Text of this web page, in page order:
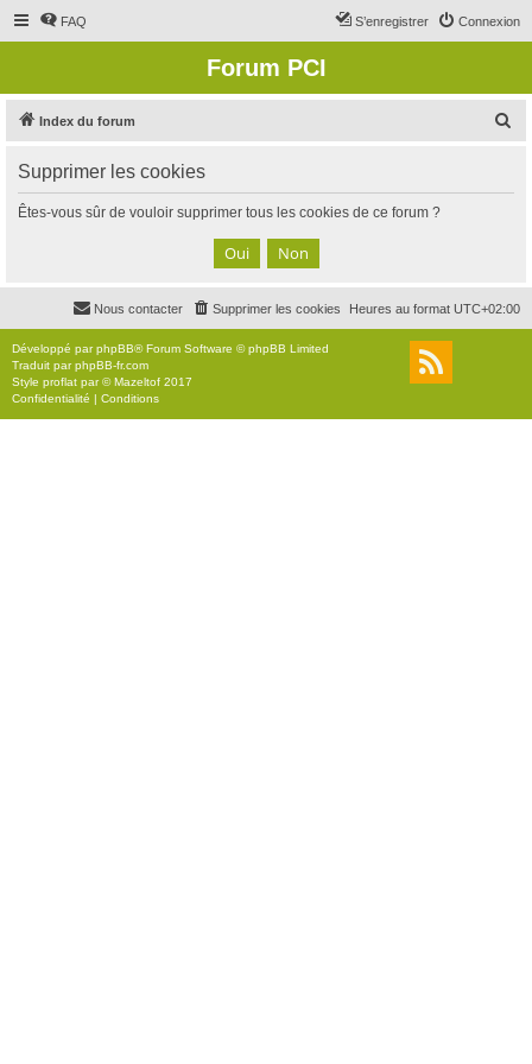
FAQ Connexion
S’enregistrer
Forum PCI
Index du forum
c
Supprimer les cookies
Êtes-vous sûr de vouloir supprimer tous les cookies de ce forum ?
Heures au format UTC+02:00
Supprimer les cookies
Nous contacter
Développé parphpBB® Forum Software © phpBB Limited
Traduit parphpBB-fr.com
Style proflat par ©Mazeltof 2017
Confidentialité | Conditions